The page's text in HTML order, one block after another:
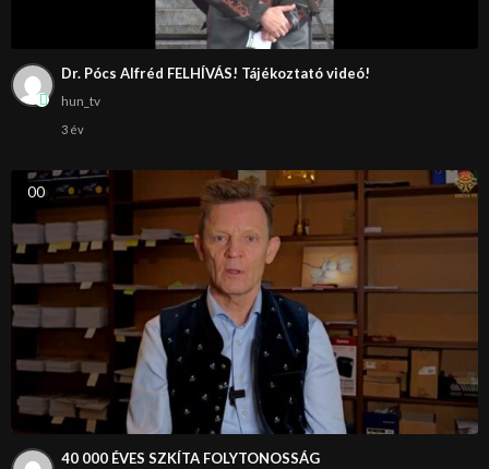
Dr. Pócs Alfréd FELHÍVÁS! Tájékoztató videó!
hun_tv
3 év
00
40 000 ÉVES SZKÍTA FOLYTONOSSÁG